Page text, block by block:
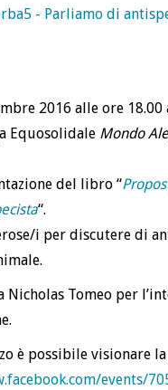
2016 alle ore 18.00
Equosolidale Mondo
del libro “
“.
i per discutere di
Nicholas Tomeo per
è possibile visionare
events/